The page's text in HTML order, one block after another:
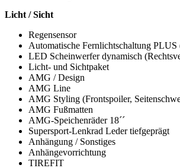
Licht / Sicht
Regensensor
Automatische Fernlichtschaltung
LED Scheinwerfer dynamisch
Licht- und Sichtpaket
AMG / Design
AMG Line
AMG Styling (Frontspoiler,
AMG Fußmatten
AMG-Speichenräder 18´´
Supersport-Lenkrad Leder tiefgeprägt
Anhängung / Sonstiges
Anhängevorrichtung
TIREFIT